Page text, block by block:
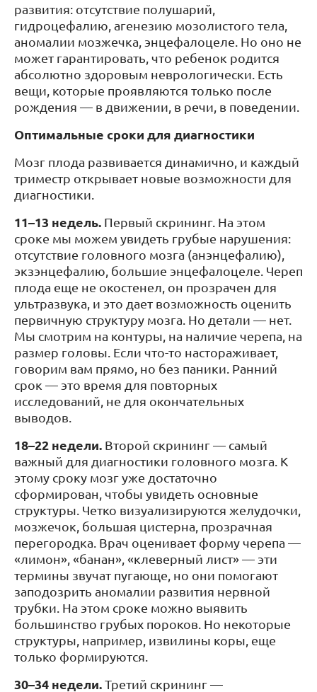
развития: отсутствие полушарий,
гидроцефалию, агенезию мозолистого тела,
аномалии мозжечка, энцефалоцеле. Но оно не
может гарантировать, что ребенок родится
абсолютно здоровым неврологически. Есть
вещи, которые проявляются только после
рождения — в движении, в речи, в поведении.
Оптимальные сроки для диагностики
Мозг плода развивается динамично, и каждый
триместр открывает новые возможности для
диагностики.
11–13 недель. Первый скрининг. На этом
сроке мы можем увидеть грубые нарушения:
отсутствие головного мозга (анэнцефалию),
экзэнцефалию, большие энцефалоцеле. Череп
плода еще не окостенел, он прозрачен для
ультразвука, и это дает возможность оценить
первичную структуру мозга. Но детали — нет.
Мы смотрим на контуры, на наличие черепа, на
размер головы. Если что-то настораживает,
говорим вам прямо, но без паники. Ранний
срок — это время для повторных
исследований, не для окончательных
выводов.
18–22 недели. Второй скрининг — самый
важный для диагностики головного мозга. К
этому сроку мозг уже достаточно
сформирован, чтобы увидеть основные
структуры. Четко визуализируются желудочки,
мозжечок, большая цистерна, прозрачная
перегородка. Врач оценивает форму черепа —
«лимон», «банан», «клеверный лист» — эти
термины звучат пугающе, но они помогают
заподозрить аномалии развития нервной
трубки. На этом сроке можно выявить
большинство грубых пороков. Но некоторые
структуры, например, извилины коры, еще
только формируются.
30–34 недели.Третий скрининг —